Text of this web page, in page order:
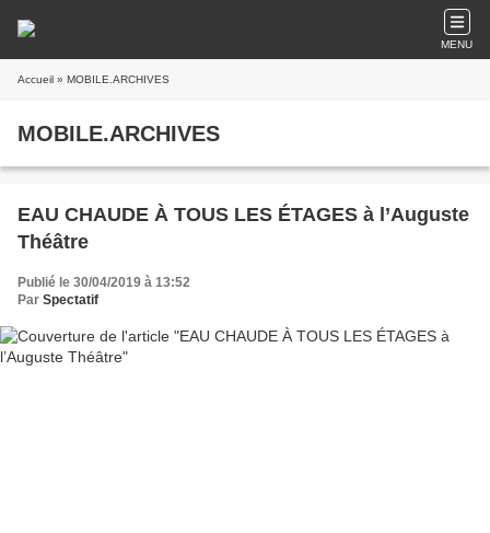
MENU
Accueil » MOBILE.ARCHIVES
MOBILE.ARCHIVES
EAU CHAUDE À TOUS LES ÉTAGES à l’Auguste
Théâtre
Publié le 30/04/2019 à 13:52
Par Spectatif